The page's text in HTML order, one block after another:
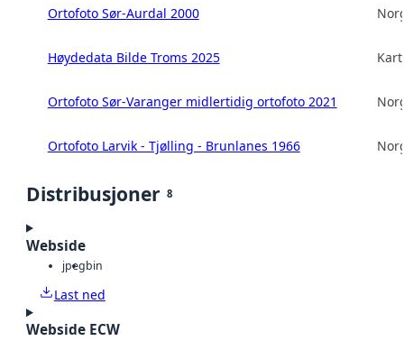
Ortofoto Sør-Aurdal 2000
Høydedata Bilde Troms 2025
Ortofoto Sør-Varanger midlertidig ortofoto 2021
Ortofoto Larvik - Tjølling - Brunlanes 1966
Distribusjoner 8
Webside
jpegbin
Last ned
Webside ECW